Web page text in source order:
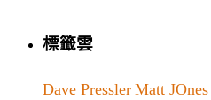
標籤雲
Dave Pressler Matt JOnes